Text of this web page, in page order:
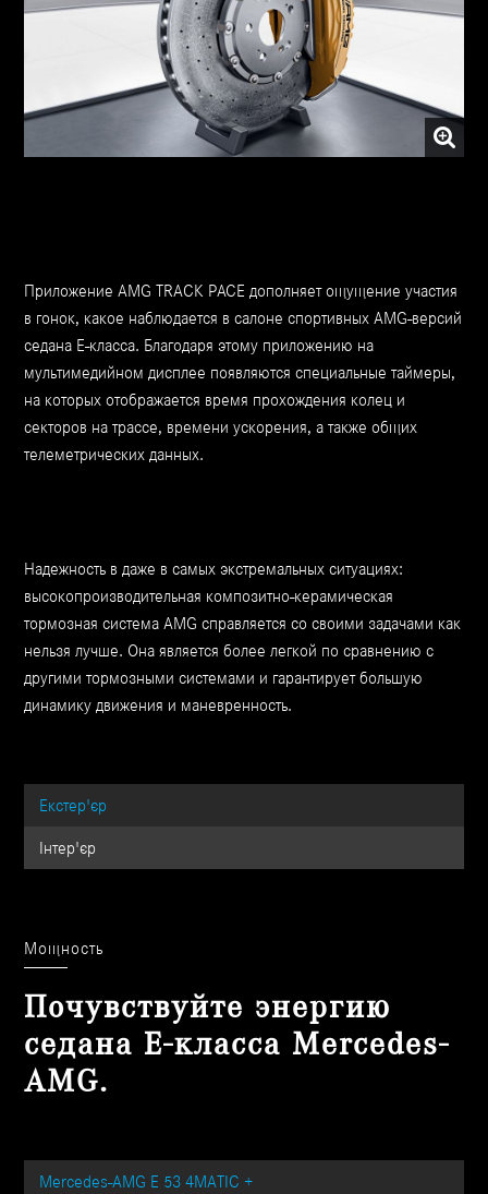
Приложение AMG TRACK PACE дополняет ощущение участия
в гонок, какое наблюдается в салоне спортивных AMG-версий
седана Е-класса. Благодаря этому приложению на
мультимедийном дисплее появляются специальные таймеры,
на которых отображается время прохождения колец и
секторов на трассе, времени ускорения, а также общих
телеметрических данных.
Надежность в даже в самых экстремальных ситуациях:
высокопроизводительная композитно-керамическая
тормозная система AMG справляется со своими задачами как
нельзя лучше. Она является более легкой по сравнению с
другими тормозными системами и гарантирует большую
динамику движения и маневренность.
Екстер'єр
Інтер'єр
Мощность
Почувствуйте энергию
седана Е-класса Mercedes-
AMG.
Mercedes-AMG E 53 4MATIC +